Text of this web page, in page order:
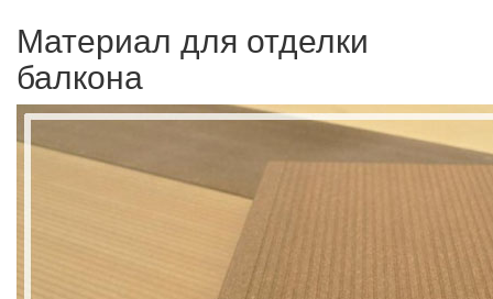
Материал для отделки
балкона